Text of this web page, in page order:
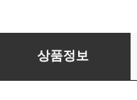
공각기동대 S.A.C 2nd
상품정보